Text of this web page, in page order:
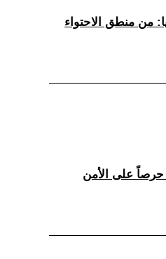
من منطق الاحتواء
حرصاً على الأمن